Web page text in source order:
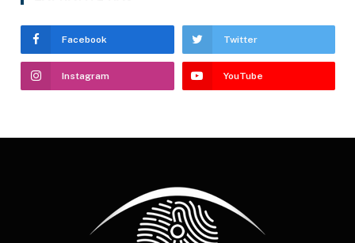
Facebook Twitter
Instagram YouTube